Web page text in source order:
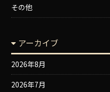
その他
アーカイブ
2026年8月
2026年7月